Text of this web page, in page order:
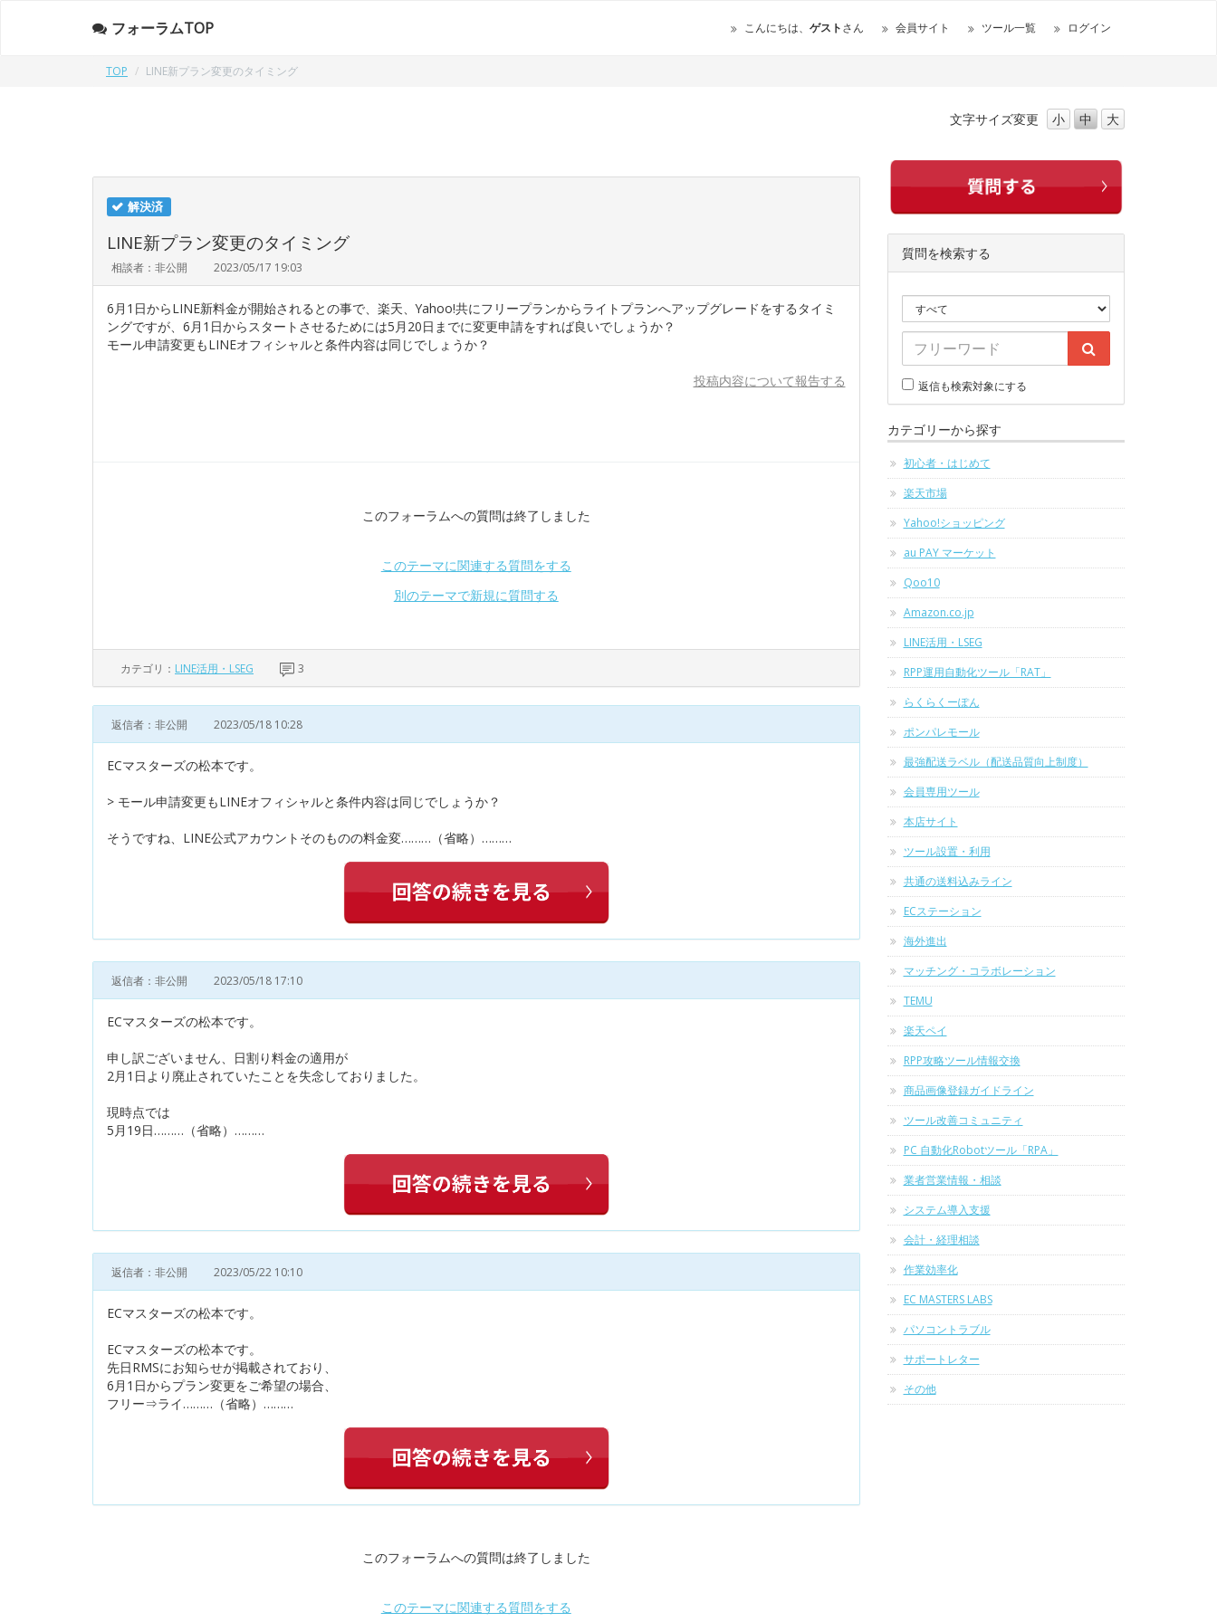
フォーラムTOP こんにちは、 ゲストさん 会員サイト ツール一覧 ログイン
TOP LINE新プラン変更のタイミング
文字サイズ変更 小 中 大
解決済
LINE新プラン変更のタイミング
相談者：非公開 2023/05/17 19:03
6月1日からLINE新料金が開始されるとの事で、楽天、Yahoo!共にフリープランからライトプランへアップグレードをするタイミ
ングですが、6月1日からスタートさせるためには5月20日までに変更申請をすれば良いでしょうか？
モール申請変更もLINEオフィシャルと条件内容は同じでしょうか？
投稿内容について報告する
このフォーラムへの質問は終了しました
このテーマに関連する質問をする
別のテーマで新規に質問する
カテゴリ： LINE活用・LSEG 3
返信者：非公開 2023/05/18 10:28
ECマスターズの松本です。
> モール申請変更もLINEオフィシャルと条件内容は同じでしょうか？
そうですね、LINE公式アカウントそのものの料金変………（省略）………
返信者：非公開 2023/05/18 17:10
ECマスターズの松本です。
申し訳ございません、日割り料金の適用が
2月1日より廃止されていたことを失念しておりました。
現時点では
5月19日………（省略）………
返信者：非公開 2023/05/22 10:10
ECマスターズの松本です。
ECマスターズの松本です。
先日RMSにお知らせが掲載されており、
6月1日からプラン変更をご希望の場合、
フリー⇒ライ………（省略）………
このフォーラムへの質問は終了しました
このテーマに関連する質問をする
質問を検索する
返信も検索対象にする
カテゴリーから探す
初心者・はじめて
楽天市場
Yahoo!ショッピング
au PAY マーケット
Qoo10
Amazon.co.jp
LINE活用・LSEG
RPP運用自動化ツール「RAT」
らくらくーぽん
ポンパレモール
最強配送ラベル（配送品質向上制度）
会員専用ツール
本店サイト
ツール設置・利用
共通の送料込みライン
ECステーション
海外進出
マッチング・コラボレーション
TEMU
楽天ペイ
RPP攻略ツール情報交換
商品画像登録ガイドライン
ツール改善コミュニティ
PC 自動化Robotツール「RPA」
業者営業情報・相談
システム導入支援
会計・経理相談
作業効率化
EC MASTERS LABS
パソコントラブル
サポートレター
その他